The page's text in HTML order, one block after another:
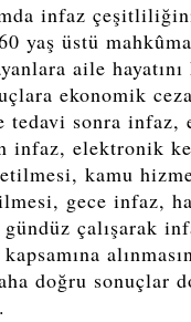
infaz
yaş üstü
aile hayatını
ekonomik
tedavi sonra infaz,
infaz, elektronik
kamu
gece infaz,
çalışarak
doğru sonuçlar